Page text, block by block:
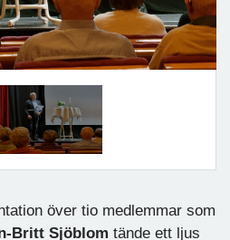
över tio medlemmar som
Britt Sjöblom tände ett ljus